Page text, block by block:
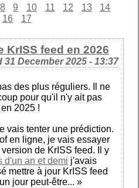
8 9 10 11 12 13
14
16 17
KrISS feed en 2026
31 December 2025 - 13:37
des plus réguliers. Il ne
pour qu'il n'y ait pas
2025 !
vais tenter une prédiction.
en ligne, je vais essayer
de KrISS feed. Il y
d'un an et demi j'avais
mettre à jour KrISS feed
jour peut-être... »